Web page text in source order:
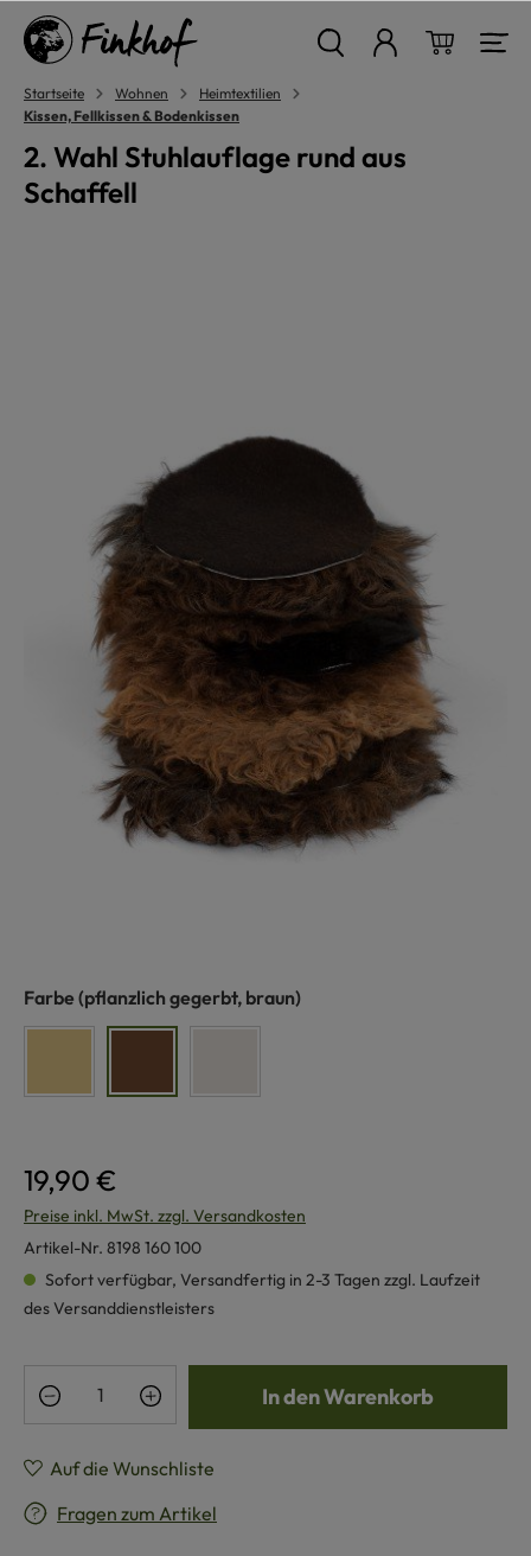
springen
Startseite Wohnen
Heimtextilien
Kissen, Fellkissen & Bodenkissen
2. Wahl Stuhlauflage rund aus
Schaffell
Farbe auswählen
(pflanzlich gegerbt, braun)
19,90 €
Preise inkl. MwSt. zzgl. Versandkosten
Artikel-Nr. 8198 160 100
Sofort verfügbar, Versandfertig in 2-3 Tagen zzgl. Laufzeit
des Versanddienstleisters
Produkt Anzahl: Gib den gewünschten
In den Warenkorb
Auf die Wunschliste
Fragen zum Artikel